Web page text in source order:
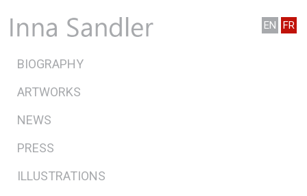
EN FR
BIOGRAPHY
ARTWORKS
NEWS
PRESS
ILLUSTRATIONS